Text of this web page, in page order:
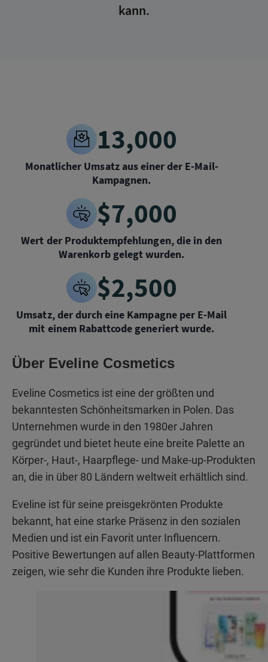
kann.
13,000
Monatlicher Umsatz aus einer der E-Mail-
Kampagnen.
$7,000
Wert der Produktempfehlungen, die in den
Warenkorb gelegt wurden.
$2,500
Umsatz, der durch eine Kampagne per E-Mail
mit einem Rabattcode generiert wurde.
Über Eveline Cosmetics
Eveline Cosmetics ist eine der größten und
bekanntesten Schönheitsmarken in Polen. Das
Unternehmen wurde in den 1980er Jahren
gegründet und bietet heute eine breite Palette an
Körper-, Haut-, Haarpflege- und Make-up-Produkten
an, die in über 80 Ländern weltweit erhältlich sind.
Eveline ist für seine preisgekrönten Produkte
bekannt, hat eine starke Präsenz in den sozialen
Medien und ist ein Favorit unter Influencern.
Positive Bewertungen auf allen Beauty-Plattformen
zeigen, wie sehr die Kunden ihre Produkte lieben.